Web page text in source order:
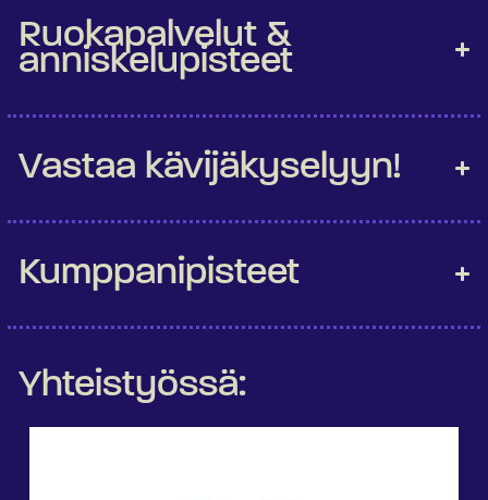
Ruokapalvelut &
anniskelupisteet
Vastaa kävijäkyselyyn!
Kumppanipisteet
Yhteistyössä: